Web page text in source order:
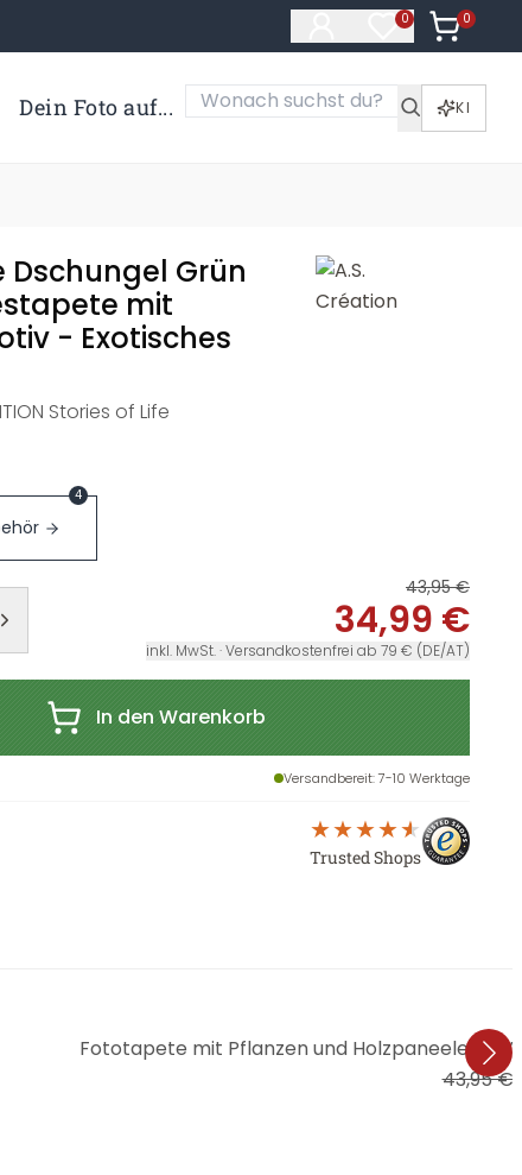
0
Artikel im
0
Artikel
Dein Foto auf... KI
Grün
mit
- Exotisches
Stories of Life
4
43,95 €
34,99 €
inkl. MwSt. · Versandkostenfrei ab 79 € (DE/AT)
In den Warenkorb
Versandbereit: 7-10 Werktage
Trusted Shops
Fototapete mit Pflanzen und Holzpaneelen -
43,95 €